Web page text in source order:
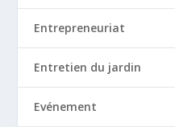
Entrepreneuriat
Entretien du jardin
Evénement